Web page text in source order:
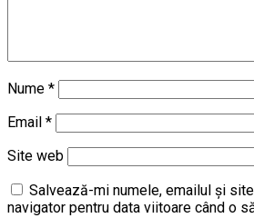
Nume *
Email *
Site web
Salvează-mi numele, emailul și
navigator pentru data viitoare când o